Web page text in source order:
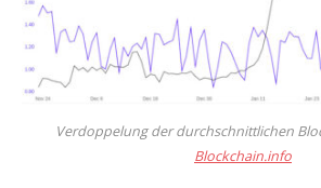
Verdoppelung der durchschnittlichen
Blockchain.info